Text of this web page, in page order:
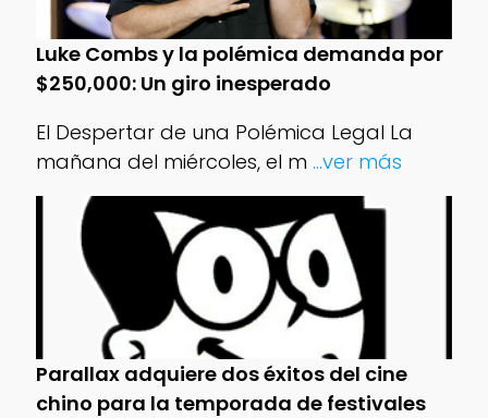
Luke Combs y la polémica demanda por
$250,000: Un giro inesperado
El Despertar de una Polémica Legal La
mañana del miércoles, el m ...ver más
Parallax adquiere dos éxitos del cine
chino para la temporada de festivales